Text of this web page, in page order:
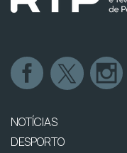
NOTÍCIAS
DESPORTO